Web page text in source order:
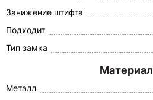
Занижение штифта
Подходит
Тип замка
Материал
Металл